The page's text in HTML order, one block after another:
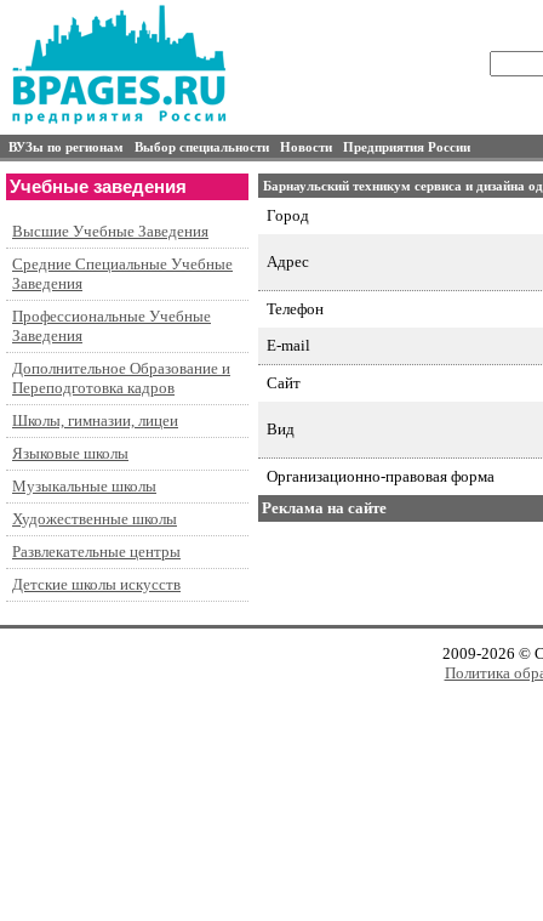
ВУЗы по регионам Выбор специальности Новости Предприятия России
Учебные заведения
Высшие Учебные Заведения
Средние Специальные Учебные
Заведения
Профессиональные Учебные
Заведения
Дополнительное Образование и
Переподготовка кадров
Школы, гимназии, лицеи
Языковые школы
Музыкальные школы
Художественные школы
Развлекательные центры
Детские школы искусств
Барнаульский техникум сервиса и дизайна
Город
Адрес
Телефон
E-mail
Сайт
Вид
Организационно-правовая форма
Реклама на сайте
2009-2026 ©
Политика